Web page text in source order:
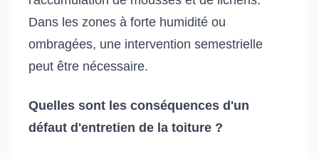
Dans les zones à forte humidité ou
ombragées, une intervention semestrielle
peut être nécessaire.
Quelles sont les conséquences d'un
défaut d'entretien de la toiture ?